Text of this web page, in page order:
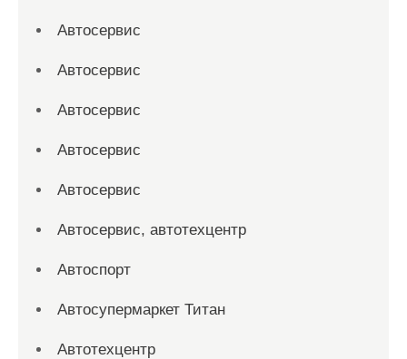
Автосервис
Автосервис
Автосервис
Автосервис
Автосервис
Автосервис, автотехцентр
Автоспорт
Автосупермаркет Титан
Автотехцентр